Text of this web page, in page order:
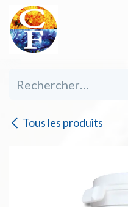
Se rendre au contenu
Tous les produits